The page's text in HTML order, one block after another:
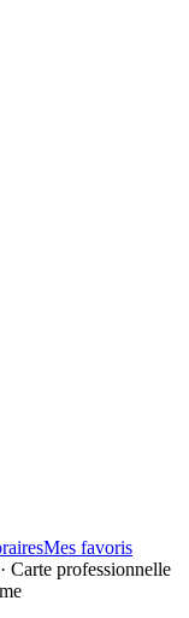
Mes favoris
professionnelle